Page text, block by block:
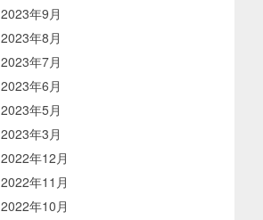
2023年9月
2023年8月
2023年7月
2023年6月
2023年5月
2023年3月
2022年12月
2022年11月
2022年10月